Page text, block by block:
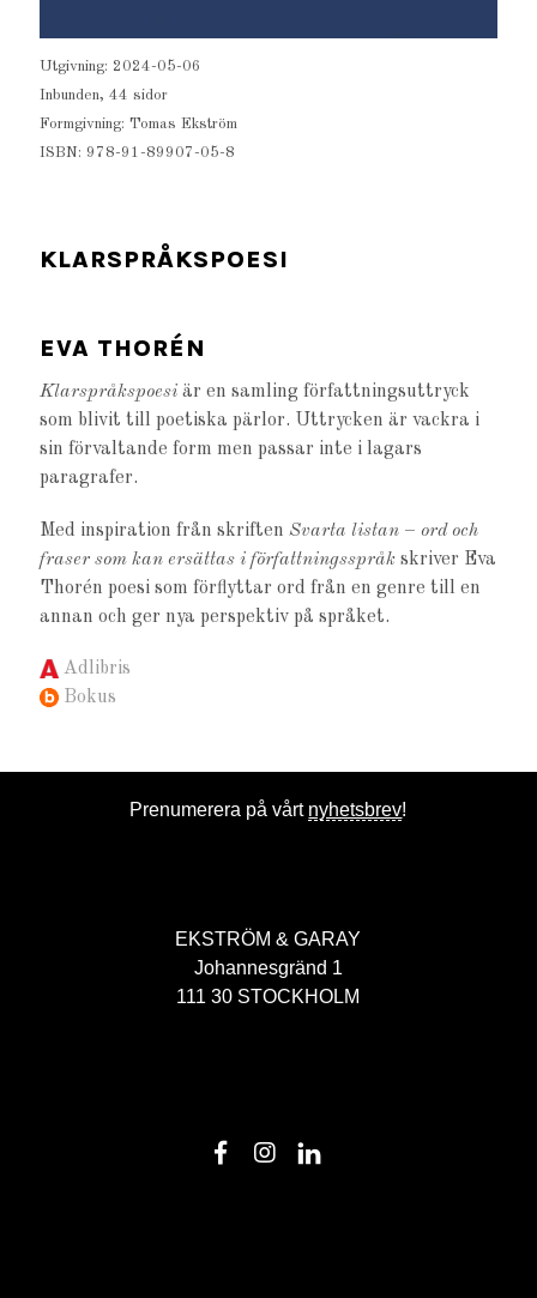
Utgivning: 2024-05-06
Inbunden, 44 sidor
Formgivning: Tomas Ekström
ISBN: 978-91-89907-05-8
KLARSPRÅKSPOESI
EVA THORÉN
Klarspråkspoesi är en samling författningsuttryck
som blivit till poetiska pärlor. Uttrycken är vackra i
sin förvaltande form men passar inte i lagars
paragrafer.
Med inspiration från skriftenSvarta listan –ord och
fraser som kan ersättas i författningsspråk skriver Eva
Thorén poesi som förflyttar ord från en genre till en
annan och ger nya perspektiv på språket.
Adlibris
Bokus
Prenumerera på vårt nyhetsbrev!
EKSTRÖM & GARAY
Johannesgränd 1
111 30 STOCKHOLM